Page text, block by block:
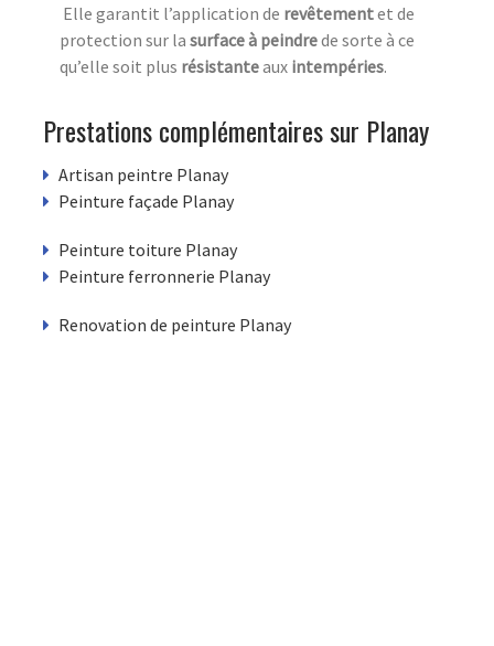
Elle garantit l’application de revêtementet de
protection sur la surface à peindrede sorte à ce
qu’elle soit plus résistanteaux intempéries.
Prestations complémentaires sur Planay
Artisan peintre Planay
Peinture façade Planay
Peinture toiture Planay
Peinture ferronnerie Planay
Renovation de peinture Planay